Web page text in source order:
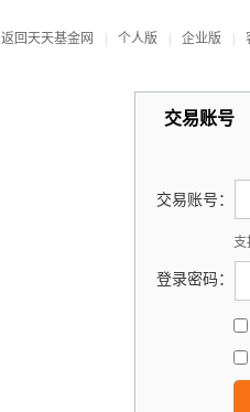
返回天天基金网 个人版 企业版
交易账号
交易账号：
支
登录密码：